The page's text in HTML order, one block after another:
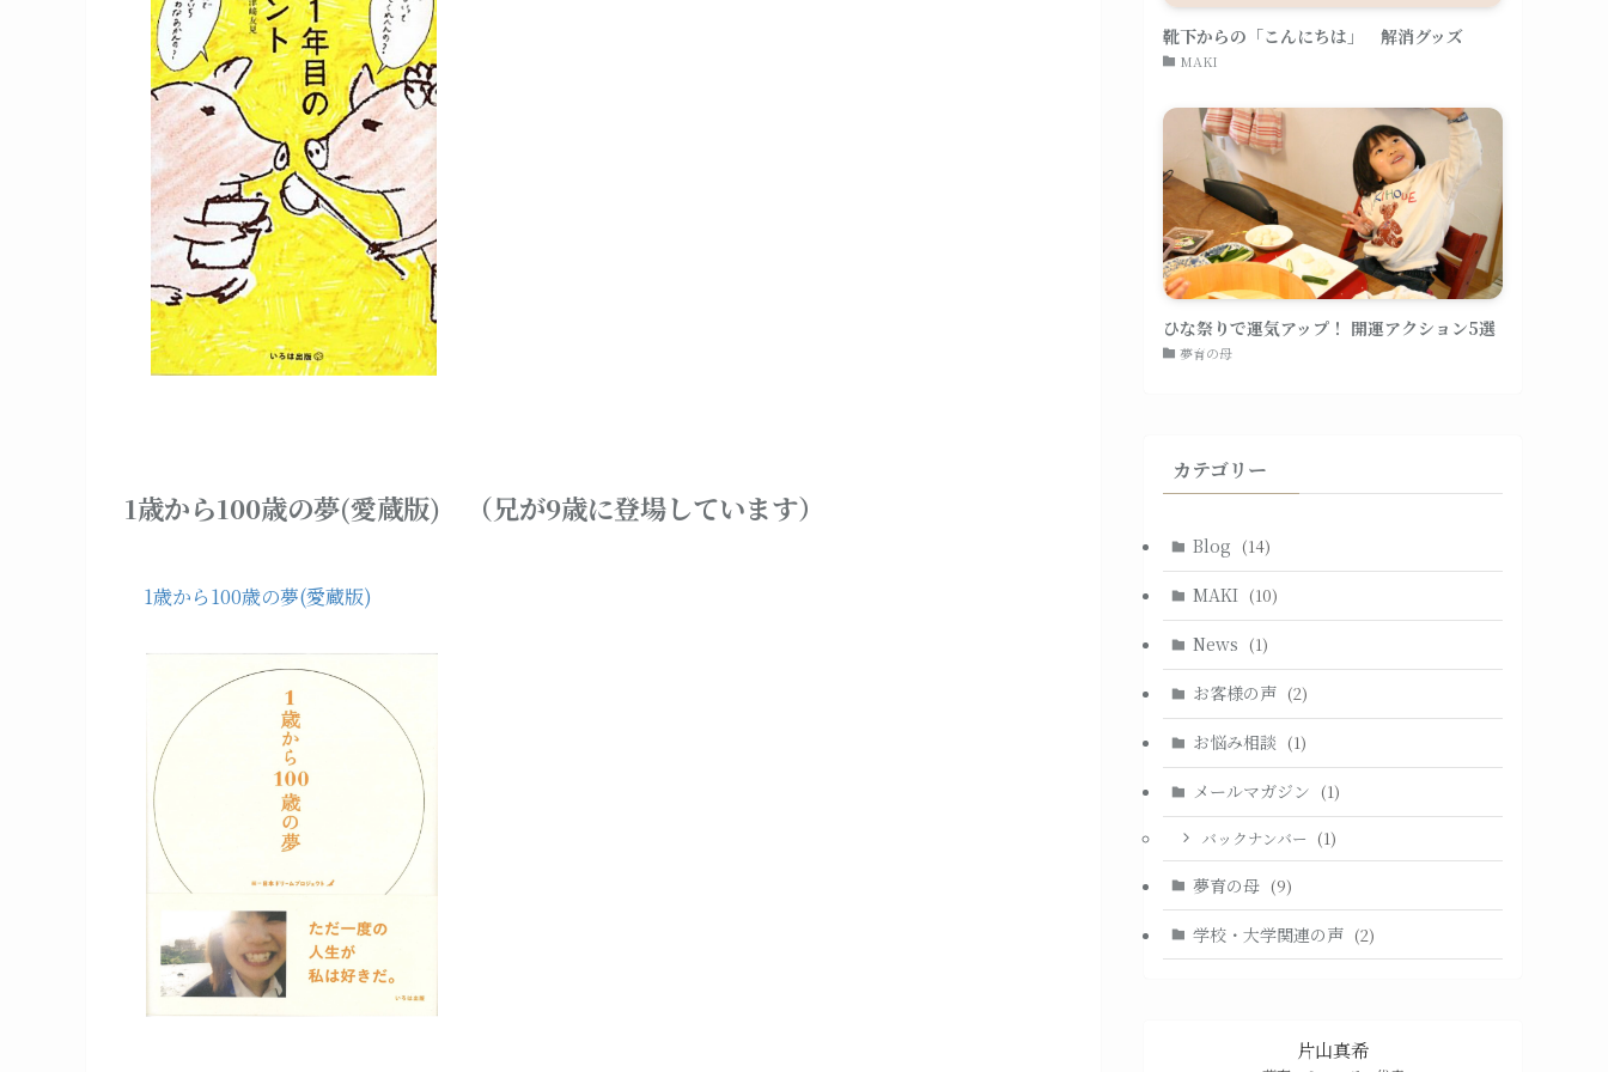
1歳から100歳の夢(愛蔵版) （兄が9歳に登場しています）
1歳から100歳の夢(愛蔵版)
靴下からの「こんにちは」 解消グッズ
MAKI
ひな祭りで運気アップ！ 開運アクション5選
夢育の母
カテゴリー
Blog (14)
MAKI (10)
News (1)
お客様の声 (2)
お悩み相談 (1)
メールマガジン (1)
バックナンバー (1)
夢育の母 (9)
学校・大学関連の声 (2)
片山真希